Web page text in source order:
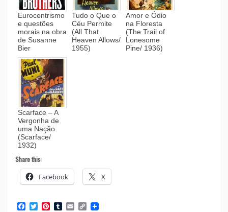
Eurocentrismo
e questões
morais na obra
de Susanne
Bier
Tudo o Que o
Céu Permite
(All That
Heaven Allows/
1955)
Amor e Ódio
na Floresta
(The Trail of
Lonesome
Pine/ 1936)
Scarface – A
Vergonha de
uma Nação
(Scarface/
1932)
Share this:
Facebook X
Facebook
Twitter
Pinterest
Tumblr
Email
Copy